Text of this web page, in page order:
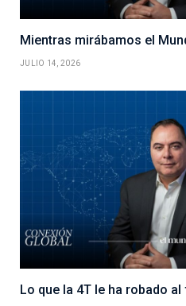
Mientras mirábamos el
JULIO 14, 2026
Lo que la 4T le ha robado